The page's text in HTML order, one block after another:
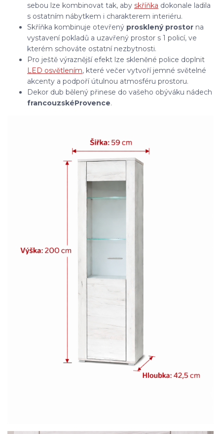
sebou lze kombinovat tak, aby skříňka dokonale ladila
s ostatním nábytkem i charakterem interiéru.
Skříňka kombinuje otevřený prosklený prostor na
vystavení pokladů a uzavřený prostor s 1 policí, ve
kterém schováte ostatní nezbytnosti.
Pro ještě výraznější efekt lze skleněné police doplnit
LED osvětlením, které večer vytvoří jemné světelné
akcenty a podpoří útulnou atmosféru prostoru.
Dekor dub bělený přinese do vašeho obýváku nádech
francouzskéProvence.